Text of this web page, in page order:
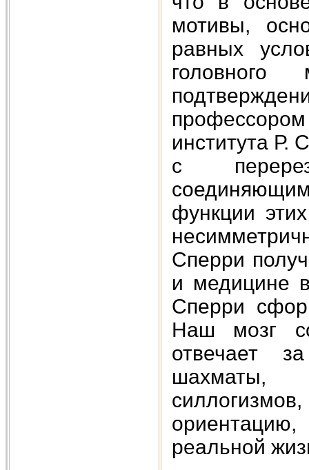
мотивы,
равных
института Р.
с
функции
Сперри
и медицине
Сперри
Наш мозг
отвечает
шахматы,
реальной